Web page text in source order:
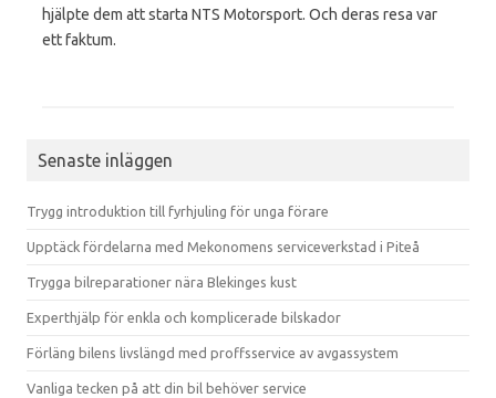
hjälpte dem att starta NTS Motorsport. Och deras resa var
ett faktum.
Senaste inläggen
Trygg introduktion till fyrhjuling för unga förare
Upptäck fördelarna med Mekonomens serviceverkstad i Piteå
Trygga bilreparationer nära Blekinges kust
Experthjälp för enkla och komplicerade bilskador
Förläng bilens livslängd med proffsservice av avgassystem
Vanliga tecken på att din bil behöver service